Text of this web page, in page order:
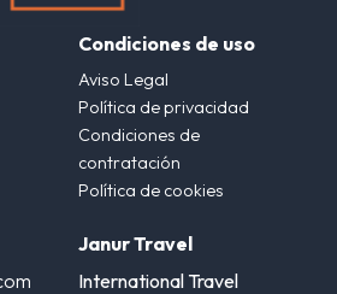
Condiciones de uso
Aviso Legal
Política de privacidad
Condiciones de
contratación
Política de cookies
Janur Travel
International Travel